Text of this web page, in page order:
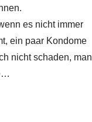
es nicht immer
ein paar Kondome
nicht schaden, man